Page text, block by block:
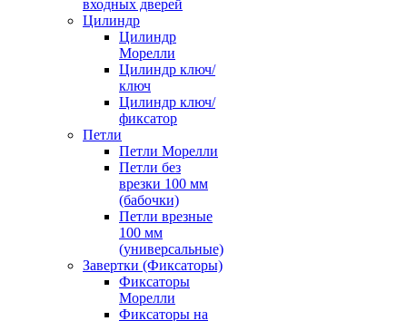
входных дверей
Цилиндр
Цилиндр
Морелли
Цилиндр ключ/
ключ
Цилиндр ключ/
фиксатор
Петли
Петли Морелли
Петли без
врезки 100 мм
(бабочки)
Петли врезные
100 мм
(универсальные)
Завертки (Фиксаторы)
Фиксаторы
Морелли
Фиксаторы на